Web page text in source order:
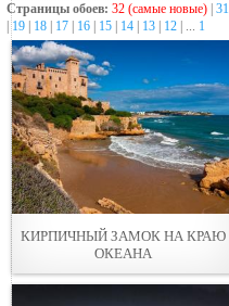
Страницы обоев: 32 (самые новые) 31
|19 18 17 16 15 14 13 12 | ... 1
КИРПИЧНЫЙ ЗАМОК НА КРАЮ
ОКЕАНА